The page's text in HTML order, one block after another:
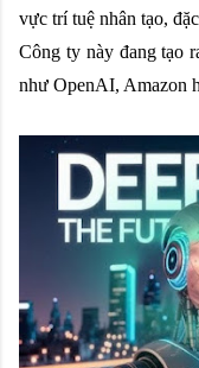
vực trí tuệ nhân tạo,
Công ty này đang tạo
như OpenAI, Amazon